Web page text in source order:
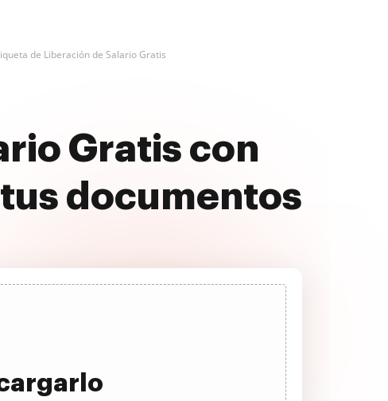
de Liberación de Salario Gratis
Gratis con
documentos